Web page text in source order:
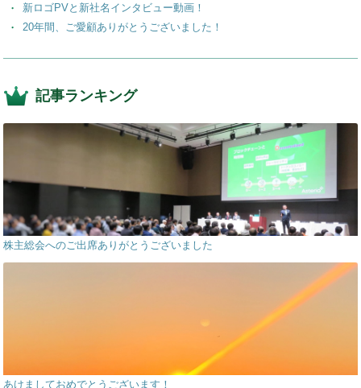
新ロゴPVと新社名インタビュー動画！
20年間、ご愛顧ありがとうございました！
記事ランキング
株主総会へのご出席ありがとうございました
あけましておめでとうございます！